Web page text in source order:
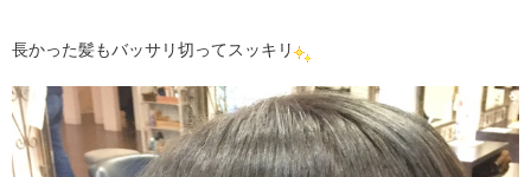
長かった髪もバッサリ切ってスッキリ